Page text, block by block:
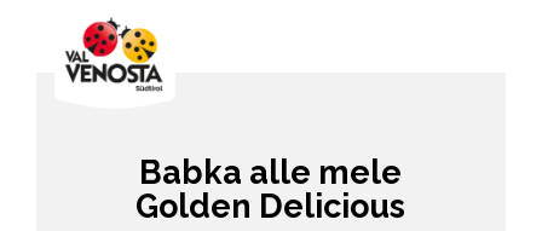
Babka alle mele
Golden Delicious